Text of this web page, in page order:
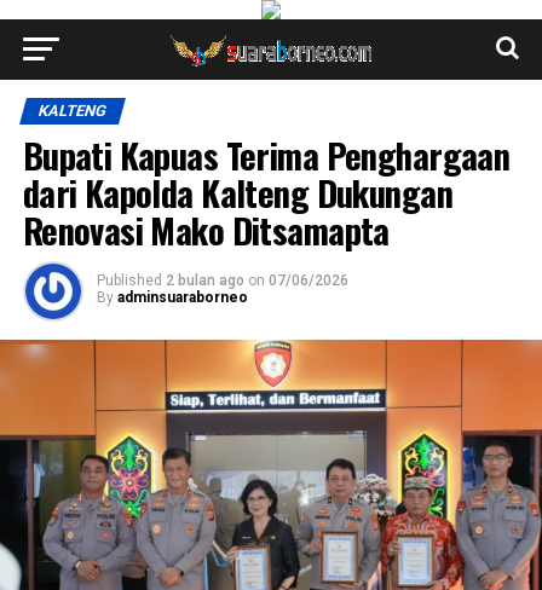
KALTENG
Bupati Kapuas Terima Penghargaan
dari Kapolda Kalteng Dukungan
Renovasi Mako Ditsamapta
Published 2 bulan ago on 07/06/2026
By adminsuaraborneo